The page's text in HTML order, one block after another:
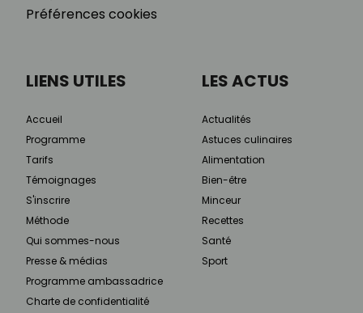
Préférences cookies
LIENS UTILES
Accueil
Programme
Tarifs
Témoignages
S'inscrire
Méthode
Qui sommes-nous
Presse & médias
Programme ambassadrice
Charte de confidentialité
LES ACTUS
Actualités
Astuces culinaires
Alimentation
Bien-être
Minceur
Recettes
Santé
Sport